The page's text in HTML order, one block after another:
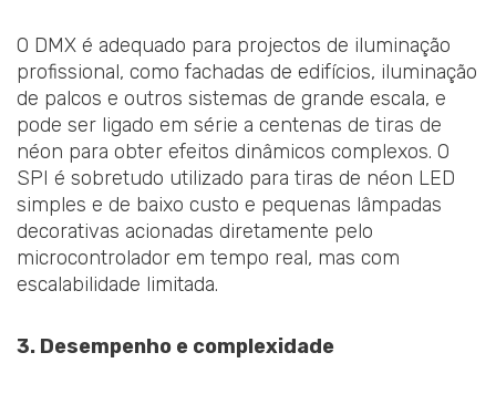
O DMX é adequado para projectos de iluminação
profissional, como fachadas de edifícios, iluminação
de palcos e outros sistemas de grande escala, e
pode ser ligado em série a centenas de tiras de
néon para obter efeitos dinâmicos complexos. O
SPI é sobretudo utilizado para tiras de néon LED
simples e de baixo custo e pequenas lâmpadas
decorativas acionadas diretamente pelo
microcontrolador em tempo real, mas com
escalabilidade limitada.
3. Desempenho e complexidade